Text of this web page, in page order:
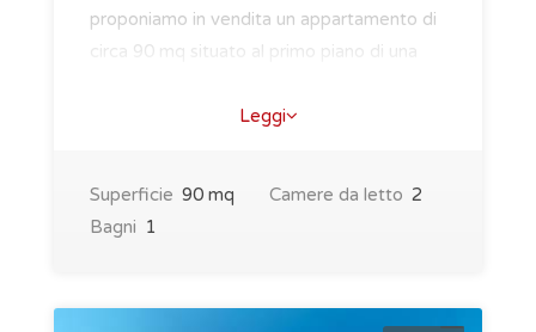
proponiamo in vendita un appartamento di
circa 90 mq situato al primo piano di una
Leggi
Superficie 90 mq Camere da letto 2
Bagni 1